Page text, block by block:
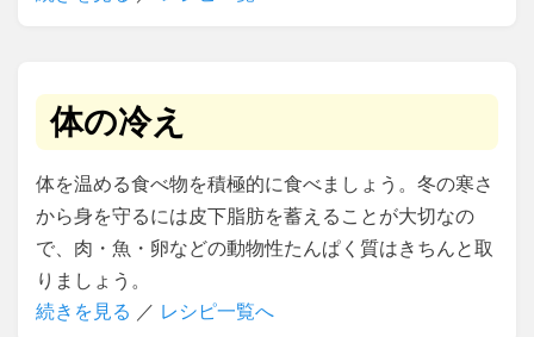
体の冷え
体を温める食べ物を積極的に食べましょう。冬の寒さ
から身を守るには皮下脂肪を蓄えることが大切なの
で、肉・魚・卵などの動物性たんぱく質はきちんと取
りましょう。
続きを見る ／ レシピ一覧へ